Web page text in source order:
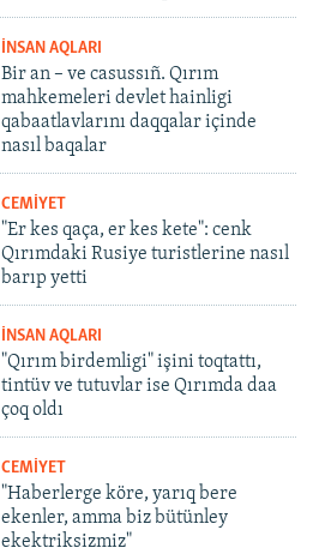
İNSAN AQLARI
Bir an – ve casussıñ. Qırım
mahkemeleri devlet hainligi
qabaatlavlarını daqqalar içinde
nasıl baqalar
CEMİYET
"Er kes qaça, er kes kete": cenk
Qırımdaki Rusiye turistlerine nasıl
barıp yetti
İNSAN AQLARI
"Qırım birdemligi" işini toqtattı,
tintüv ve tutuvlar ise Qırımda daa
çoq oldı
CEMİYET
"Haberlerge köre, yarıq bere
ekenler, amma biz bütünley
ekektriksizmiz"